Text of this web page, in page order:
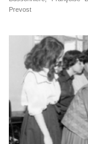
Prevost